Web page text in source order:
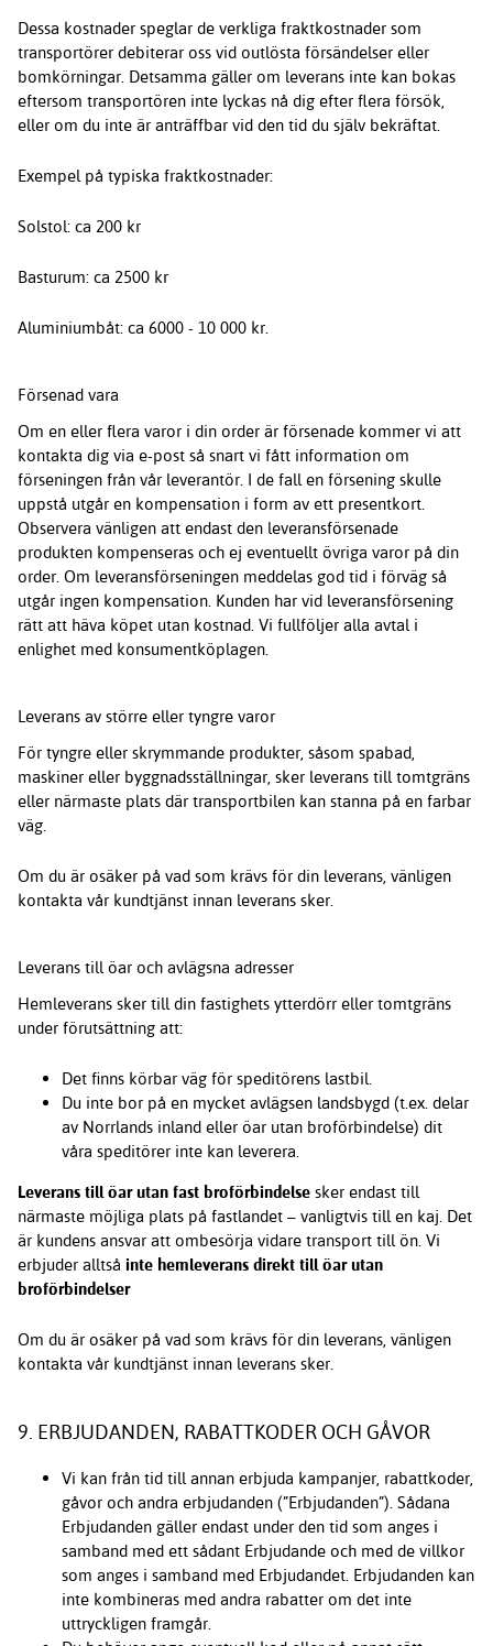
Dessa kostnader speglar de verkliga fraktkostnader som
transportörer debiterar oss vid outlösta försändelser eller
bomkörningar. Detsamma gäller om leverans inte kan bokas
eftersom transportören inte lyckas nå dig efter flera försök,
eller om du inte är anträffbar vid den tid du själv bekräftat.
Exempel på typiska fraktkostnader:
Solstol: ca 200 kr
Basturum: ca 2500 kr
Aluminiumbåt: ca 6000 - 10 000 kr.
Försenad vara
Om en eller flera varor i din order är försenade kommer vi att
kontakta dig via e-post så snart vi fått information om
förseningen från vår leverantör. I de fall en försening skulle
uppstå utgår en kompensation i form av ett presentkort.
Observera vänligen att endast den leveransförsenade
produkten kompenseras och ej eventuellt övriga varor på din
order. Om leveransförseningen meddelas god tid i förväg så
utgår ingen kompensation. Kunden har vid leveransförsening
rätt att häva köpet utan kostnad. Vi fullföljer alla avtal i
enlighet med konsumentköplagen.
Leverans av större eller tyngre varor
För tyngre eller skrymmande produkter, såsom spabad,
maskiner eller byggnadsställningar, sker leverans till tomtgräns
eller närmaste plats där transportbilen kan stanna på en farbar
väg.
Om du är osäker på vad som krävs för din leverans, vänligen
kontakta vår kundtjänst innan leverans sker.
Leverans till öar och avlägsna adresser
Hemleverans sker till din fastighets ytterdörr eller tomtgräns
under förutsättning att:
Det finns körbar väg för speditörens lastbil.
Du inte bor på en mycket avlägsen landsbygd (t.ex. delar
av Norrlands inland eller öar utan broförbindelse) dit
våra speditörer inte kan leverera.
Leverans till öar utan fast broförbindelse sker endast till
närmaste möjliga plats på fastlandet – vanligtvis till en kaj. Det
är kundens ansvar att ombesörja vidare transport till ön. Vi
erbjuder alltså inte hemleverans direkt till öar utan
broförbindelser
Om du är osäker på vad som krävs för din leverans, vänligen
kontakta vår kundtjänst innan leverans sker.
9. ERBJUDANDEN, RABATTKODER OCH GÅVOR
Vi kan från tid till annan erbjuda kampanjer, rabattkoder,
gåvor och andra erbjudanden (”Erbjudanden”). Sådana
Erbjudanden gäller endast under den tid som anges i
samband med ett sådant Erbjudande och med de villkor
som anges i samband med Erbjudandet. Erbjudanden kan
inte kombineras med andra rabatter om det inte
uttryckligen framgår.